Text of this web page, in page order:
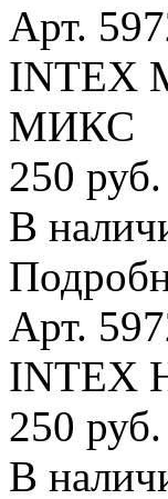
Арт.
INTEX
МИКС
250 руб.
В
Арт.
INTEX
250 руб.
В